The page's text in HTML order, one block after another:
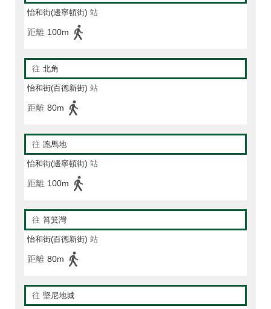
怡和街(邊寧頓街) 站
距離 100m
往 北角
怡和街(百德新街) 站
距離 80m
往 跑馬地
怡和街(邊寧頓街) 站
距離 100m
往 筲箕灣
怡和街(百德新街) 站
距離 80m
往 堅尼地城